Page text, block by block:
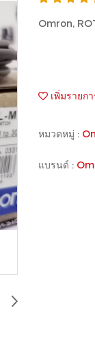
Omron,
เพิ่มรายก
หมวดหมู่ :
แบรนด์ :